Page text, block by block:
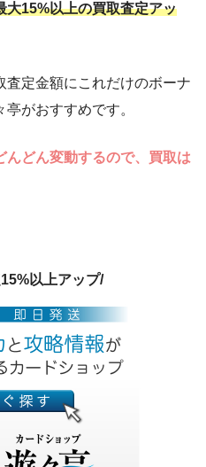
大15%以上の買取査定アッ
定金額にこれだけのボーナ
がおすすめです。
んどん変動するので、買取は
以上アップ/